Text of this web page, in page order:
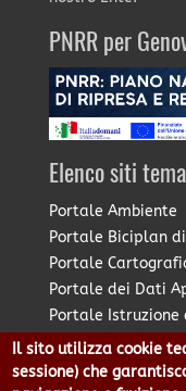
PNRR per
Elenco siti
Portale Ambiente
Portale Biciplan
Portale
Portale dei Dati
Portale
Portale
Portale Piano
Il sito utilizza cookie
sessione) che